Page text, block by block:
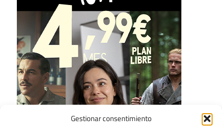
Gestionar consentimiento